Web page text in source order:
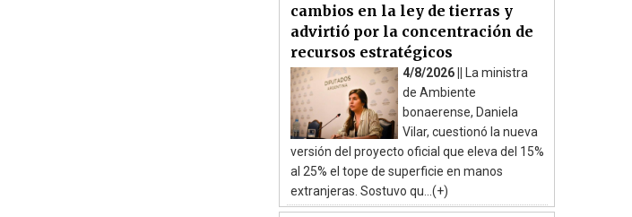
cambios en la ley de tierras y
advirtió por la concentración de
recursos estratégicos
4/8/2026 ||
La ministra
de Ambiente
bonaerense, Daniela
Vilar, cuestionó la nueva
versión del proyecto oficial que eleva del 15%
al 25% el tope de superficie en manos
extranjeras. Sostuvo qu...(+)